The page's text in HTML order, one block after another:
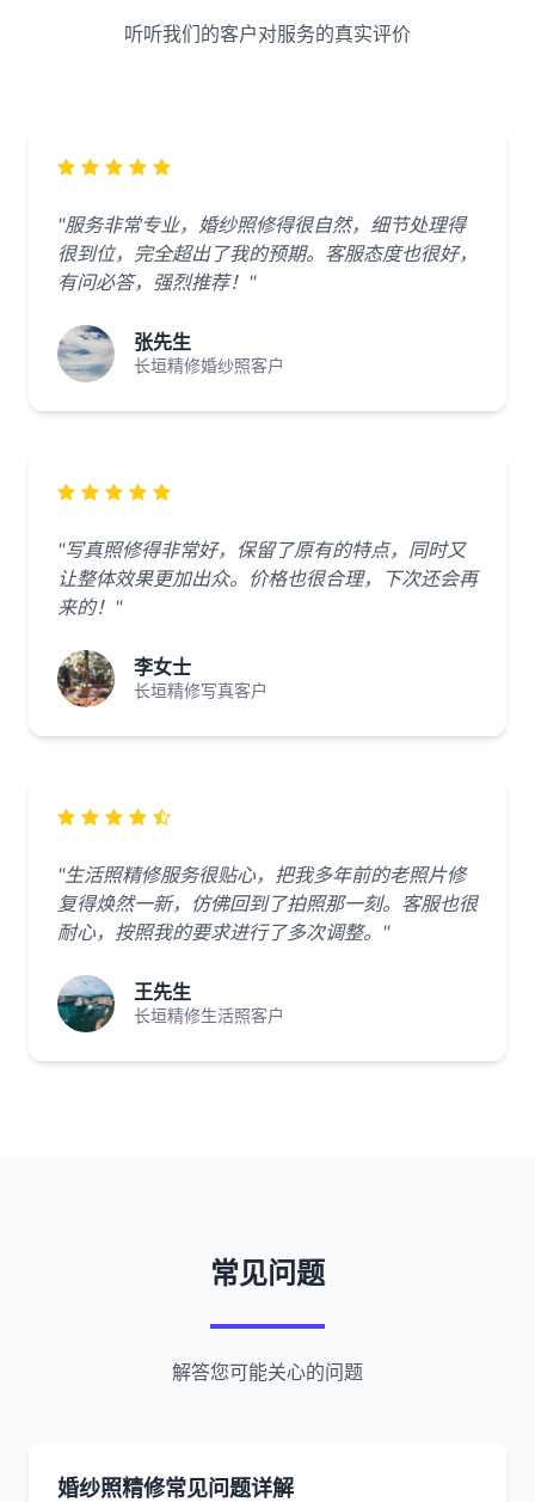
听听我们的客户对服务的真实评价
"服务非常专业，婚纱照修得很自然，细节处理得
很到位，完全超出了我的预期。客服态度也很好，
有问必答，强烈推荐！"
张先生
长垣精修婚纱照客户
"写真照修得非常好，保留了原有的特点，同时又
让整体效果更加出众。价格也很合理，下次还会再
来的！"
李女士
长垣精修写真客户
"生活照精修服务很贴心，把我多年前的老照片修
复得焕然一新，仿佛回到了拍照那一刻。客服也很
耐心，按照我的要求进行了多次调整。"
王先生
长垣精修生活照客户
常见问题
解答您可能关心的问题
婚纱照精修常见问题详解